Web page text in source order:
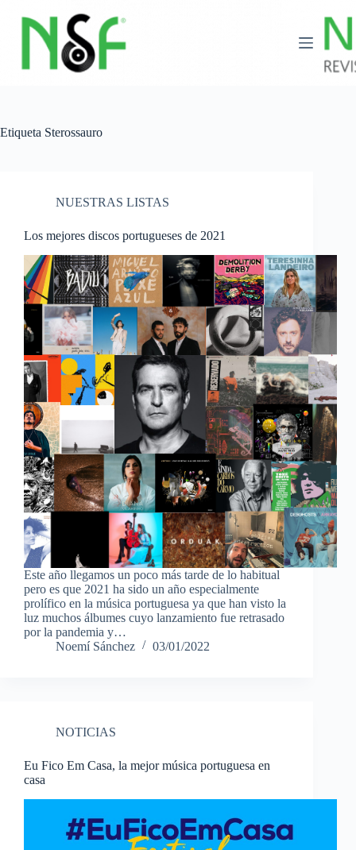
contenido
Etiqueta Sterossauro
NUESTRAS LISTAS
Los mejores discos portugueses de 2021
Este año llegamos un poco más tarde de lo habitual
pero es que 2021 ha sido un año especialmente
prolífico en la música portuguesa ya que han visto la
luz muchos álbumes cuyo lanzamiento fue retrasado
por la pandemia y…
Noemí Sánchez
03/01/2022
NOTICIAS
Eu Fico Em Casa, la mejor música portuguesa en
casa